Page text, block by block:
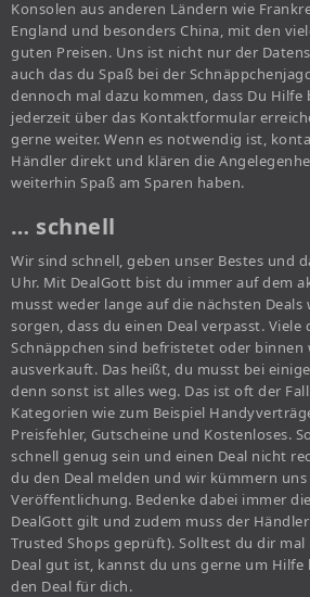
Konsolen aus anderen Ländern wie
England und besonders China, mit den
guten Preisen. Uns ist nicht nur der
auch das du Spaß bei der
dennoch mal dazu kommen, dass Du
jederzeit über das Kontaktformular
gerne weiter. Wenn es notwendig ist,
Händler direkt und klären die
weiterhin Spaß am Sparen haben.
… schnell
Wir sind schnell, geben unser Bestes und
Uhr. Mit DealGott bist du immer auf dem
musst weder lange auf die nächsten Deals
sorgen, dass du einen Deal verpasst.
Schnäppchen sind befristetet oder binnen
ausverkauft. Das heißt, du musst bei
denn sonst ist alles weg. Das ist oft der
Kategorien wie zum Beispiel
Preisfehler, Gutscheine und Kostenloses.
schnell genug sein und einen Deal nicht
du den Deal melden und wir kümmern
Veröffentlichung. Bedenke dabei immer
DealGott gilt und zudem muss der
Trusted Shops geprüft). Solltest du dir
Deal gut ist, kannst du uns gerne um
den Deal für dich.